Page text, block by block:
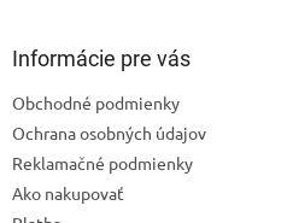
Informácie pre vás
Obchodné podmienky
Ochrana osobných údajov
Reklamačné podmienky
Ako nakupovať